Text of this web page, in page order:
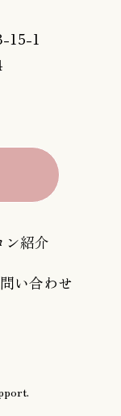
15-1
ン紹介
い合わせ